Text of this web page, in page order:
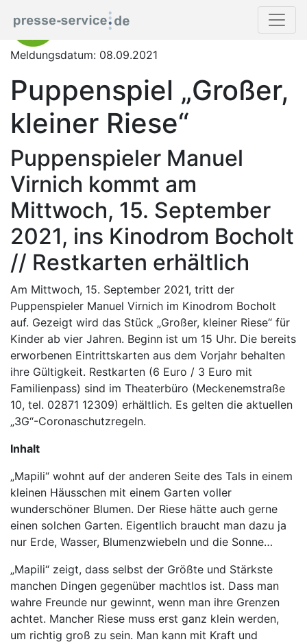
Meldungsdatum: 08.09.2021
Puppenspiel „Großer,
kleiner Riese“
Puppenspieler Manuel
Virnich kommt am
Mittwoch, 15. September
2021, ins Kinodrom Bocholt
// Restkarten erhältlich
Am Mittwoch, 15. September 2021, tritt der
Puppenspieler Manuel Virnich im Kinodrom Bocholt
auf. Gezeigt wird das Stück „Großer, kleiner Riese“ für
Kinder ab vier Jahren. Beginn ist um 15 Uhr. Die bereits
erworbenen Eintrittskarten aus dem Vorjahr behalten
ihre Gültigkeit. Restkarten (6 Euro / 3 Euro mit
Familienpass) sind im Theaterbüro (Meckenemstraße
10, tel. 02871 12309) erhältlich. Es gelten die aktuellen
„3G“-Coronaschutzregeln.
Inhalt
„Mapili“ wohnt auf der anderen Seite des Tals in einem
kleinen Häusschen mit einem Garten voller
wunderschöner Blumen. Der Riese hätte auch gerne
einen solchen Garten. Eigentlich braucht man dazu ja
nur Erde, Wasser, Blumenzwiebeln und die Sonne…
„Mapili“ zeigt, dass selbst der Größte und Stärkste
manchen Dingen gegenüber machtlos ist. Dass man
wahre Freunde nur gewinnt, wenn man ihre Grenzen
achtet. Mancher Riese muss erst ganz klein werden,
um richtig groß zu sein. Man kann mit Kraft und